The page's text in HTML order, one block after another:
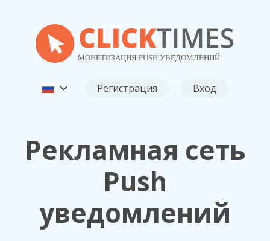
Регистрация Вход
Рекламная сеть
Push
уведомлений